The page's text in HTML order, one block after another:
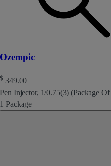
Ozempic
$ 349.00
Pen Injector, 1/0.75(3) (Package
1 Package